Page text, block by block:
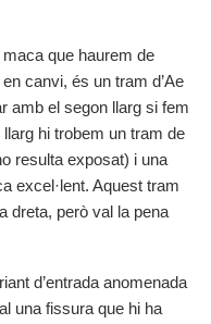
que haurem de
canvi, és un tram d’Ae
amb el segon llarg si fem
hi trobem un tram de
resulta exposat) i una
excel·lent. Aquest tram
dreta, però val la pena
d’entrada anomenada
una fissura que hi ha